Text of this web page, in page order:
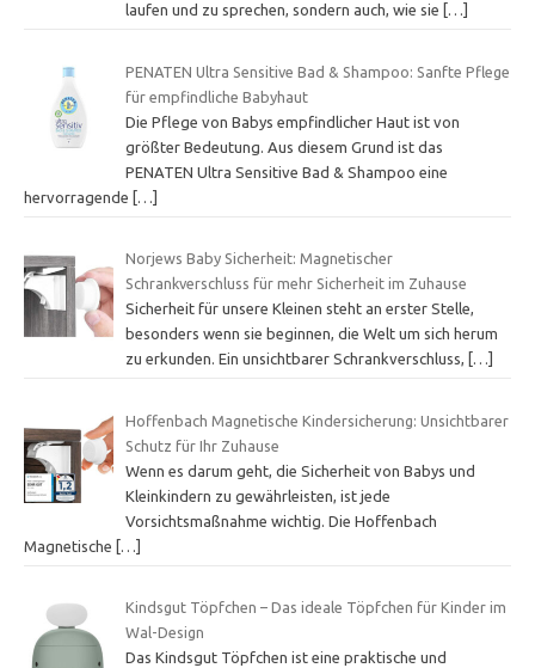
laufen und zu sprechen, sondern auch, wie sie
[…]
PENATEN Ultra Sensitive Bad & Shampoo: Sanfte Pflege
für empfindliche Babyhaut
Die Pflege von Babys empfindlicher Haut ist von
größter Bedeutung. Aus diesem Grund ist das
PENATEN Ultra Sensitive Bad & Shampoo eine
hervorragende
[…]
Norjews Baby Sicherheit: Magnetischer
Schrankverschluss für mehr Sicherheit im Zuhause
Sicherheit für unsere Kleinen steht an erster Stelle,
besonders wenn sie beginnen, die Welt um sich herum
zu erkunden. Ein unsichtbarer Schrankverschluss,
[…]
Hoffenbach Magnetische Kindersicherung: Unsichtbarer
Schutz für Ihr Zuhause
Wenn es darum geht, die Sicherheit von Babys und
Kleinkindern zu gewährleisten, ist jede
Vorsichtsmaßnahme wichtig. Die Hoffenbach
Magnetische
[…]
Kindsgut Töpfchen – Das ideale Töpfchen für Kinder im
Wal-Design
Das Kindsgut Töpfchen ist eine praktische und